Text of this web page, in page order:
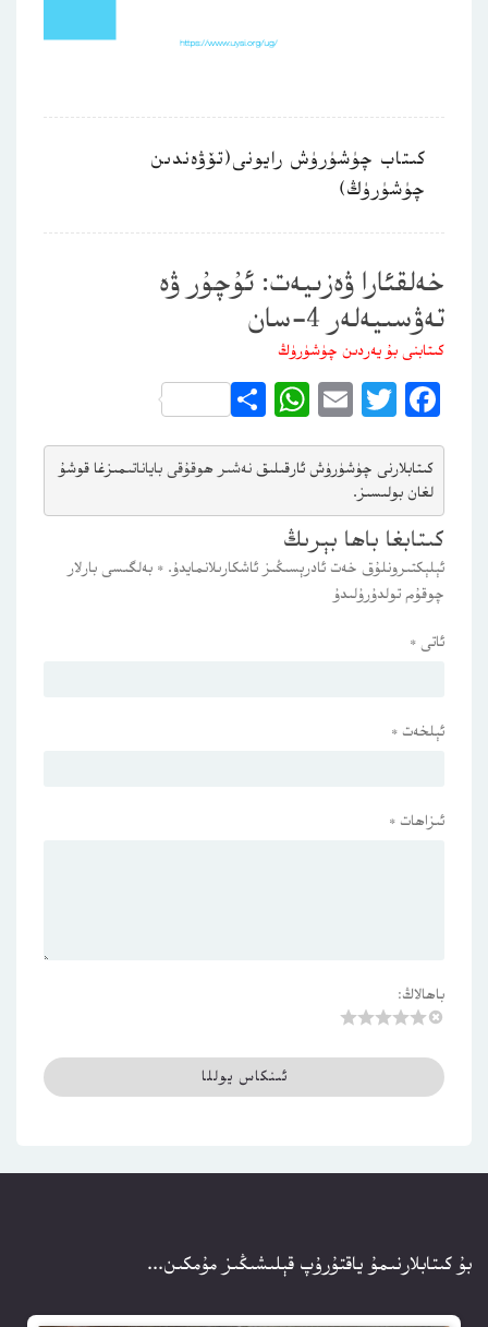
كىتاب چۈشۈرۈش رايونى(تۆۋەندىن
چۈشۈرۈڭ)
خەلقئارا ۋەزىيەت: ئۇچۇر ۋە
تەۋسىيەلەر 4-سان
كىتابنى بۇ يەردىن چۈشۈرۈڭ
Facebook
Twitter
Email
WhatsApp
Share
كىتابلارنى چۈشۈرۈش ئارقىلىق نەشىر ھوقۇقى باياناتىمىزغا قوشۇ
لغان بولىسىز.
كىتابغا باھا بېرىڭ
ئېلېكتىرونلۇق خەت ئادرېسىڭىز ئاشكارىلانمايدۇ. * بەلگىسى بارلار
چوقۇم تولدۇرۇلىدۇ
ئاتى *
ئېلخەت *
ئىزاھات *
باھالاڭ:
بۇ كىتابلارنىمۇ ياقتۇرۇپ قېلىشىڭىز مۇمكىن...